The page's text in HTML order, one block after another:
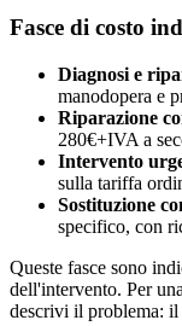
Fasce di costo
Diagnosi e
manodopera e
Riparazione
280€+IVA a
Intervento
sulla tariffa
Sostituzione
specifico, con
Queste fasce sono
dell'intervento. Per
descrivi il problema: il